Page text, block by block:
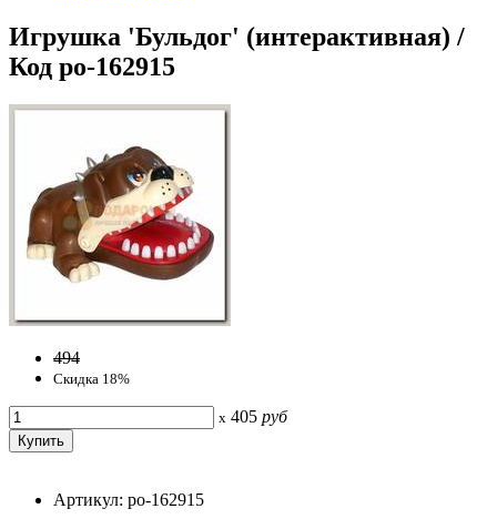
Игрушка 'Бульдог' (интерактивная) /
Код po-162915
494
Скидка 18%
x 405 руб
Артикул: po-162915